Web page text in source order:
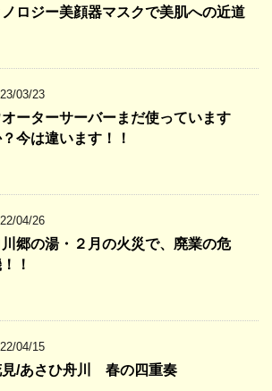
ノロジー美顔器マスクで美肌への近道
03/23
オーターサーバーまだ使っています
今は違います！！
04/26
川郷の湯・２月の火災で、廃業の危
！
04/15
見/あさひ舟川 春の四重奏